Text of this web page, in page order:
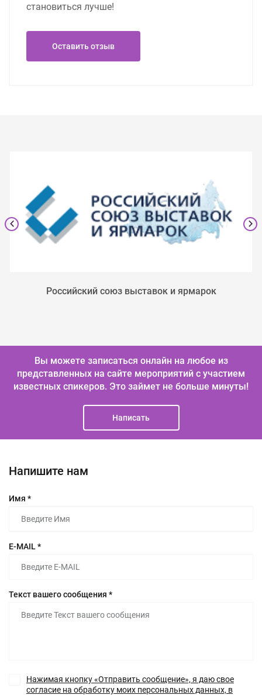
становиться лучше!
Оставить отзыв
Российский союз выставок и ярмарок
Вы можете записаться онлайн на любое из
представленных на сайте мероприятий с участием
известных спикеров. Это займет не больше минуты!
Написать
Напишите нам
Имя *
E-MAIL *
Текст вашего сообщения *
Нажимая кнопку «Отправить сообщение», я даю свое
согласие на обработку моих персональных данных, в